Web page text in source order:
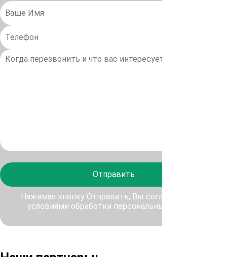
Отправить
Нажимая кнопку Отправить, Вы соглашаетесь с
условиями обработки персональных данных